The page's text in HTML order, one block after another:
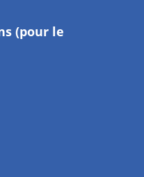
(pour le